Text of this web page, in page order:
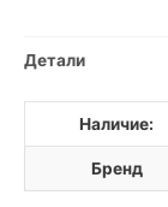
Детали
Наличие:
Бренд